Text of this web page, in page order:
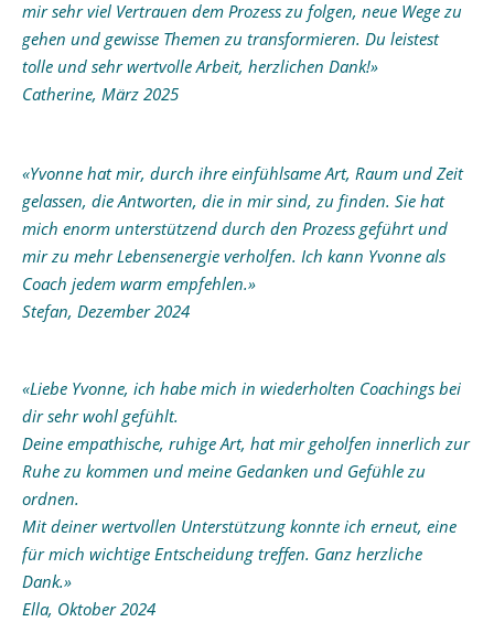
mir sehr viel Vertrauen dem Prozess zu folgen, neue Wege zu
gehen und gewisse Themen zu transformieren. Du leistest
tolle und sehr wertvolle Arbeit, herzlichen Dank!»
Catherine, März 2025
«Yvonne hat mir, durch ihre einfühlsame Art, Raum und Zeit
gelassen, die Antworten, die in mir sind, zu finden. Sie hat
mich enorm unterstützend durch den Prozess geführt und
mir zu mehr Lebensenergie verholfen. Ich kann Yvonne als
Coach jedem warm empfehlen.»
Stefan, Dezember 2024
«Liebe Yvonne, ich habe mich in wiederholten Coachings bei
dir sehr wohl gefühlt.
Deine empathische, ruhige Art, hat mir geholfen innerlich zur
Ruhe zu kommen und meine Gedanken und Gefühle zu
ordnen.
Mit deiner wertvollen Unterstützung konnte ich erneut, eine
für mich wichtige Entscheidung treffen. Ganz herzliche
Dank.»
Ella, Oktober 2024